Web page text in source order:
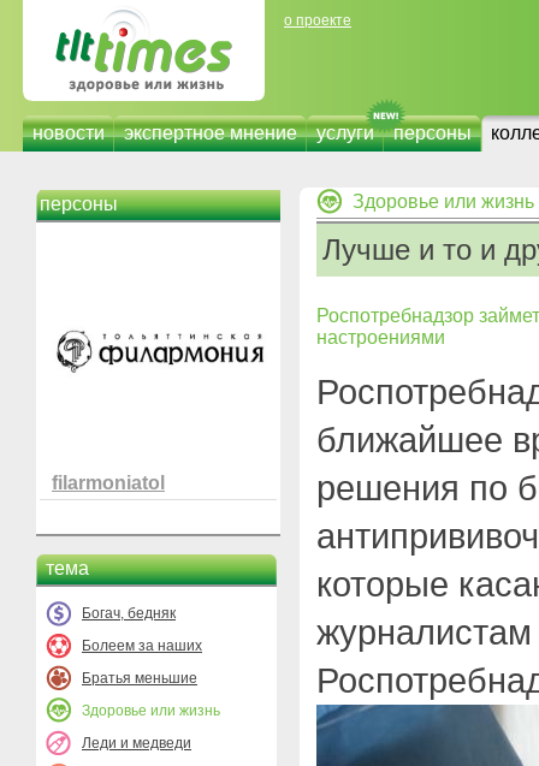
о проекте
новости экспертное мнение услуги персоны
персоны
filarmoniatol
тема
Богач, бедняк
Болеем за наших
Братья меньшие
Здоровье или жизнь
Леди и медведи
Здоровье или жизнь
Лучше и то и
Роспотребнадзор
настроениями
ближайшее
решения по
которые
журналистам